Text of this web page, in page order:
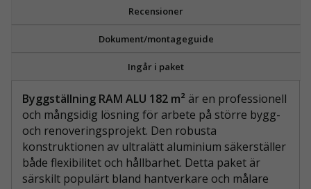
Recensioner
Dokument/montageguide
Ingår i paket
Byggställning RAM ALU 182 m² är en professionell
och mångsidig lösning för arbete på större bygg-
och renoveringsprojekt. Den robusta
konstruktionen av ultralätt aluminium säkerställer
både flexibilitet och hållbarhet. Detta paket är
särskilt populärt bland hantverkare och målare